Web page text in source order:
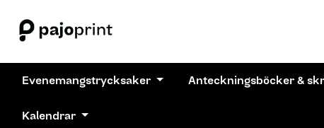
Evenemangstrycksaker Anteckningsböcker &
Kalendrar